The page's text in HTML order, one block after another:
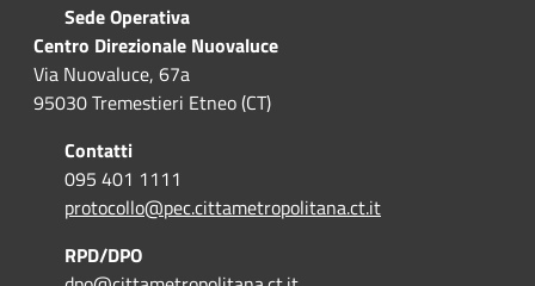
Sede Operativa
Centro Direzionale Nuovaluce
Via Nuovaluce, 67a
95030 Tremestieri Etneo (CT)
Contatti
095 401 1111
protocollo@pec.cittametropolitana.ct.it
RPD/DPO